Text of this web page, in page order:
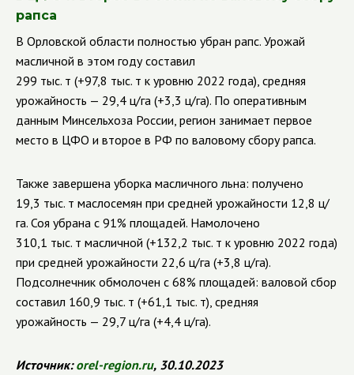
рапса
В Орловской области полностью убран рапс. Урожай
масличной в этом году составил
299 тыс. т (+97,8 тыс. т к уровню 2022 года), средняя
урожайность — 29,4 ц/га (+3,3 ц/га). По оперативным
данным Минсельхоза России, регион занимает первое
место в ЦФО и второе в РФ по валовому сбору рапса.
Также завершена уборка масличного льна: получено
19,3 тыс. т маслосемян при средней урожайности 12,8 ц/
га. Соя убрана с 91% площадей. Намолочено
310,1 тыс. т масличной (+132,2 тыс. т к уровню 2022 года)
при средней урожайности 22,6 ц/га (+3,8 ц/га).
Подсолнечник обмолочен с 68% площадей: валовой сбор
составил 160,9 тыс. т (+61,1 тыс. т), средняя
урожайность — 29,7 ц/га (+4,4 ц/га).
Источник:orel-region.ru, 30.10.2023